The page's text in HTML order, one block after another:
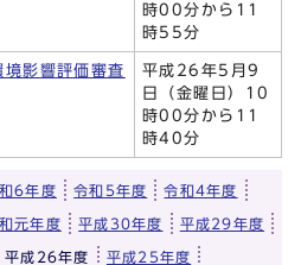
時00分から11
時55分
影響評価審査
平成26年5月9
日（金曜日）10
時00分から11
時40分
6年度 令和5年度 令和4年度
元年度 平成30年度 平成29年度
平成26年度 平成25年度